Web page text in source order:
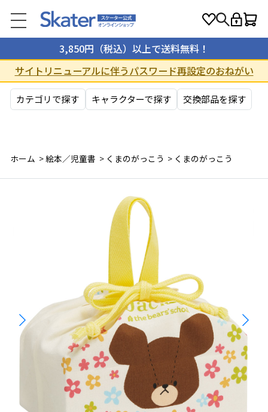
3,850円（税込）以上で送料無料！
サイトリニューアルに伴うパスワード再設定のおねがい
カテゴリで探す キャラクターで探す 交換部品を探す
ホーム >絵本／児童書 > くまのがっこう > くまのがっこう